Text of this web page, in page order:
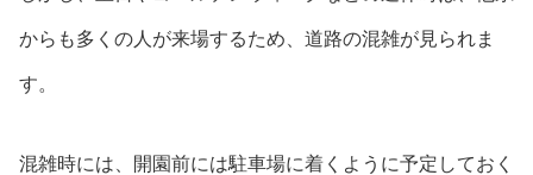
からも多くの人が来場するため、道路の混雑が見られま
す。
混雑時には、開園前には駐車場に着くように予定しておく